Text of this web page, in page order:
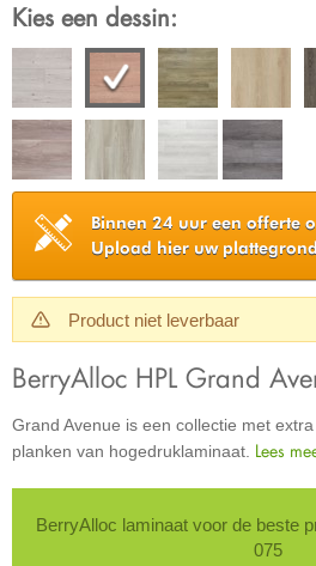
Kies een dessin:
Binnen 24 uur een offerte
Upload hier uw plattegrond
Product niet leverbaar
BerryAlloc HPL Grand
Grand Avenue is een collectie met
planken van hogedruklaminaat. Lees
BerryAlloc laminaat voor de beste
075